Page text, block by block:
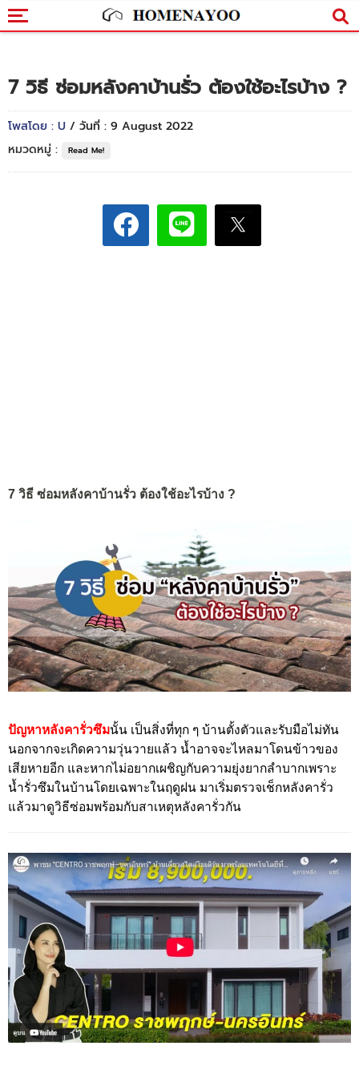
7 วิธี ซ่อมหลังคาบ้านรั่ว ต้องใช้อะไรบ้าง ?
โพสโดย : U / วันที่ : 9 August 2022
หมวดหมู่ :
Read Me!
7 วิธี ซ่อมหลังคาบ้านรั่ว ต้องใช้อะไรบ้าง ?
ปัญหาหลังคารั่วซึมนั้น เป็นสิ่งที่ทุก ๆ บ้านตั้งตัวและรับมือไม่ทัน
นอกจากจะเกิดความวุ่นวายแล้ว น้ำอาจจะไหลมาโดนข้าวของ
เสียหายอีก และหากไม่อยากเผชิญกับความยุ่งยากลำบากเพราะ
น้ำรั่วซึมในบ้านโดยเฉพาะในฤดูฝน มาเริ่มตรวจเช็กหลังคารั่ว
แล้วมาดูวิธีซ่อมพร้อมกับสาเหตุหลังคารั่วกัน